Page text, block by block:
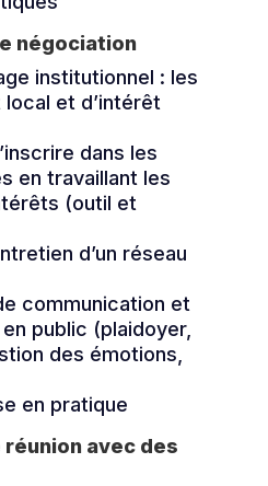
négociation
institutionnel : les
et d’intérêt
dans les
en travaillant les
(outil et
d’un réseau
communication et
public (plaidoyer,
des émotions,
en pratique
réunion avec des